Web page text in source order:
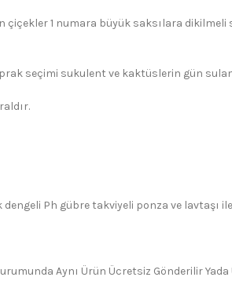
çiçekler 1 numara büyük saksılara
seçimi sukulent ve kaktüslerin gün
Ph gübre takviyeli ponza ve
Aynı Ürün Ücretsiz Gönderilir Yada